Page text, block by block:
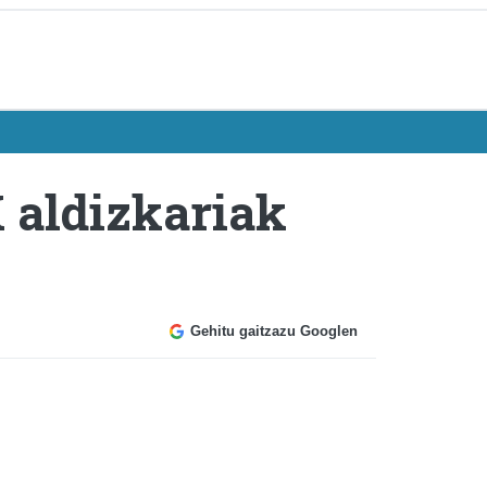
aldizkariak
Gehitu gaitzazu Googlen